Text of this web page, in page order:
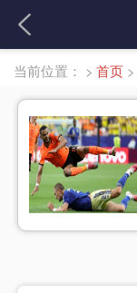
当前位置： > 首页 >